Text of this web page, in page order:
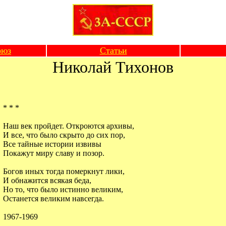
Статьи
Николай Тихонов
* * *
Наш век пройдет. Откроются архивы,
И все, что было скрыто до сих пор,
Все тайные истории извивы
Покажут миру славу и позор.
Богов иных тогда померкнут лики,
И обнажится всякая беда,
Но то, что было истинно великим,
Останется великим навсегда.
1967-1969